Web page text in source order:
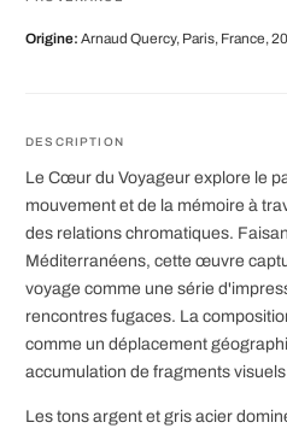
Origine: Arnaud Quercy, Paris, France,
DESCRIPTION
Le Cœur du Voyageur explore le
mouvement et de la mémoire à
des relations chromatiques.
Méditerranéens, cette œuvre
voyage comme une série
rencontres fugaces. La
comme un déplacement
accumulation de fragments
Les tons argent et gris acier